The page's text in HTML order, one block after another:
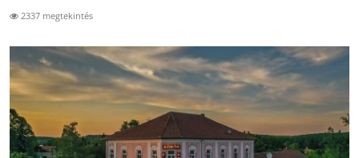
2337 megtekintés